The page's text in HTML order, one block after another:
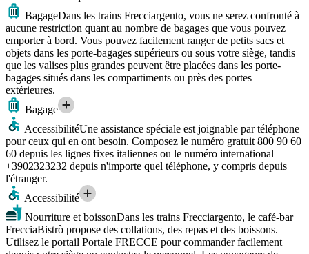
BagageDans les trains Frecciargento, vous ne serez confronté à
aucune restriction quant au nombre de bagages que vous pouvez
emporter à bord. Vous pouvez facilement ranger de petits sacs et
objets dans les porte-bagages supérieurs ou sous votre siège, tandis
que les valises plus grandes peuvent être placées dans les porte-
bagages situés dans les compartiments ou près des portes
extérieures.
Bagage
AccessibilitéUne assistance spéciale est joignable par téléphone
pour ceux qui en ont besoin. Composez le numéro gratuit 800 90 60
60 depuis les lignes fixes italiennes ou le numéro international
+3902323232 depuis n'importe quel téléphone, y compris depuis
l'étranger.
Accessibilité
Nourriture et boissonDans les trains Frecciargento, le café-bar
FrecciaBistrò propose des collations, des repas et des boissons.
Utilisez le portail Portale FRECCE pour commander facilement